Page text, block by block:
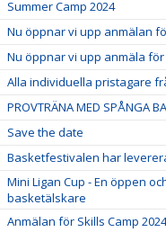
Summer Camp 2024
Nu öppnar vi upp anmälan
Nu öppnar vi upp anmäla
Alla individuella pristagare
PROVTRÄNA MED SPÅNGA
Save the date
Basketfestivalen har
Mini Ligan Cup - En öppen
basketälskare
Anmälan för Skills Camp